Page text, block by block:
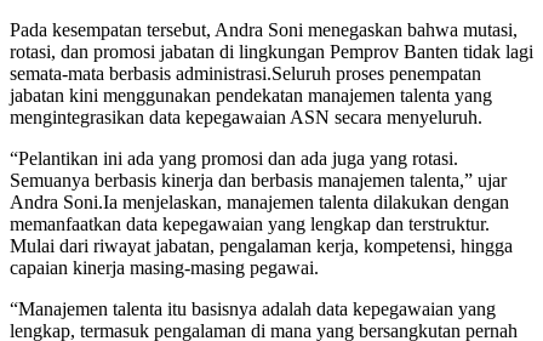
Pada kesempatan tersebut, Andra Soni menegaskan bahwa mutasi,
rotasi, dan promosi jabatan di lingkungan Pemprov Banten tidak lagi
semata-mata berbasis administrasi.Seluruh proses penempatan
jabatan kini menggunakan pendekatan manajemen talenta yang
mengintegrasikan data kepegawaian ASN secara menyeluruh.
“Pelantikan ini ada yang promosi dan ada juga yang rotasi.
Semuanya berbasis kinerja dan berbasis manajemen talenta,” ujar
Andra Soni.Ia menjelaskan, manajemen talenta dilakukan dengan
memanfaatkan data kepegawaian yang lengkap dan terstruktur.
Mulai dari riwayat jabatan, pengalaman kerja, kompetensi, hingga
capaian kinerja masing-masing pegawai.
“Manajemen talenta itu basisnya adalah data kepegawaian yang
lengkap, termasuk pengalaman di mana yang bersangkutan pernah